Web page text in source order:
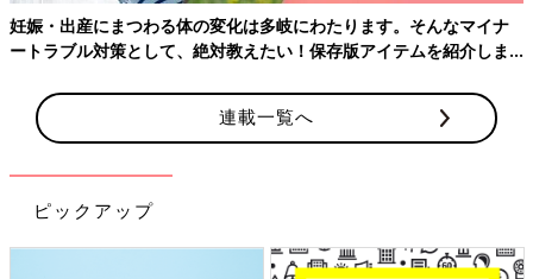
妊娠・出産にまつわる体の変化は多岐にわたります。そんなマイナ
ートラブル対策として、絶対教えたい！保存版アイテムを紹介しま
連載一覧へ
ピックアップ